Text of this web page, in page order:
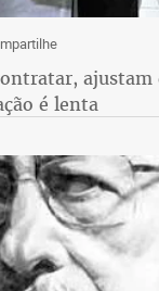
ajustam
é lenta